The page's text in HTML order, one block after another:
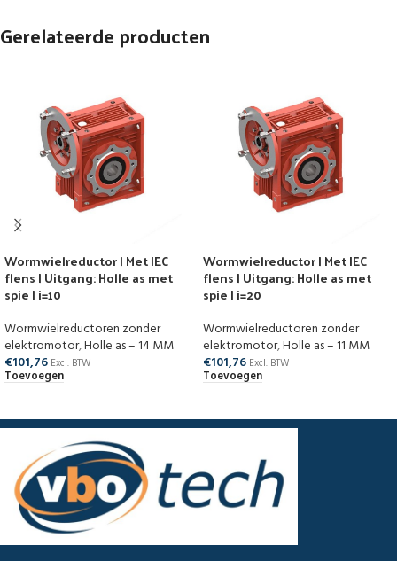
Gerelateerde producten
Wormwielreductor | Met IEC
flens | Uitgang: Holle as met
spie | i=10
Wormwielreductoren zonder
elektromotor,Holle as – 14 MM
€101,76 Excl. BTW
Toevoegen
Wormwielreductor | Met IEC
flens | Uitgang: Holle as met
spie | i=20
Wormwielreductoren zonder
elektromotor,Holle as – 11 MM
€101,76 Excl. BTW
Toevoegen